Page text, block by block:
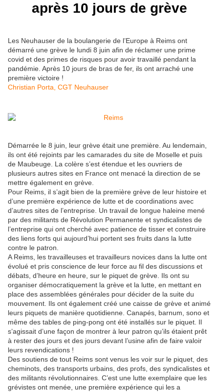
après 10 jours de grève
Les Neuhauser de la boulangerie de l’Europe à Reims ont
démarré une grève le lundi 8 juin afin de réclamer une prime
covid et des primes de risques pour avoir travaillé pendant la
pandémie. Après 10 jours de bras de fer, ils ont arraché une
première victoire !
Christian Porta, CGT Neuhauser
Démarrée le 8 juin, leur grève était une première. Au lendemain,
ils ont été rejoints par les camarades du site de Moselle et puis
de Maubeuge. La colère s’est étendue et les ouvriers de
plusieurs autres sites en France ont menacé la direction de se
mettre également en grève.
Pour Reims, il s’agit bien de la première grève de leur histoire et
d’une première expérience de lutte et de coordinations avec
d’autres sites de l’entreprise. Un travail de longue haleine mené
par des militants de Révolution Permanente et syndicalistes de
l’entreprise qui ont cherché avec patience de tisser et construire
des liens forts qui aujourd’hui portent ses fruits dans la lutte
contre le patron.
A Reims, les travailleuses et travailleurs novices dans la lutte ont
évolué et pris conscience de leur force au fil des discussions et
débats, d’heure en heure, sur le piquet de grève. Ils ont su
organiser démocratiquement la grève et la lutte, en mettant en
place des assemblées générales pour décider de la suite du
mouvement. Ils ont également créé une caisse de grève et animé
leurs piquets de manière quotidienne. Canapés, barnum, sono et
même des tables de ping-pong ont été installés sur le piquet. Il
s’agissait d’une façon de montrer à leur patron qu’ils étaient prêt
à rester des jours et des jours devant l’usine afin de faire valoir
leurs revendications !
Des soutiens de tout Reims sont venus les voir sur le piquet, des
cheminots, des transports urbains, des profs, des syndicalistes et
des militants révolutionnaires. C’est une lutte exemplaire que les
grévistes ont menée, une première expérience qui les a